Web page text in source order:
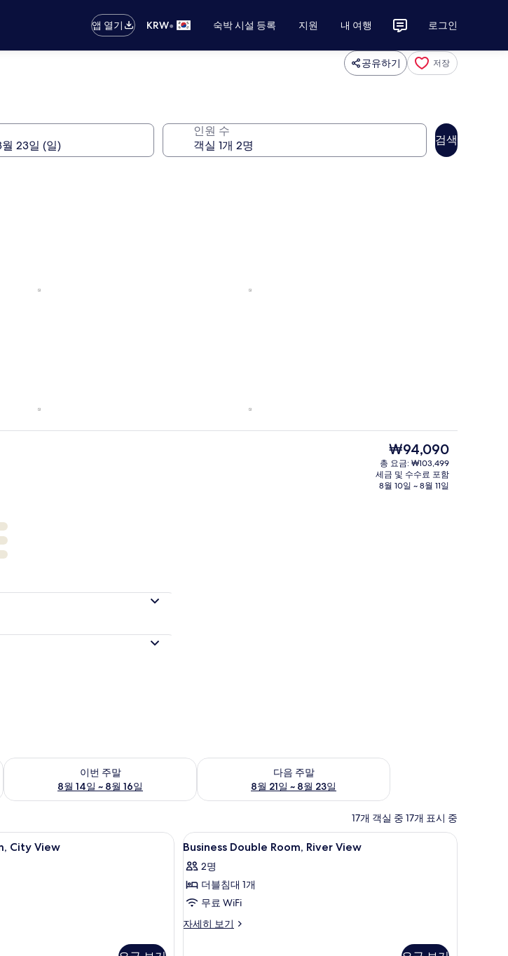
앱 열기 KRW• 숙박 시설 등록 지원 내 여행 로그인
공유하기 저장
인원 수
검색
현
재
가
격
₩94,090
총 요금: ₩103,499
세금 및 수수료 포함
8월 10일 ~ 8월 11일
일
이번 주말
8월 14일 ~ 8월 16일
이번 주말 예약 가능 여부 확인, 8월 14일 ~ 8월 16일
다음 주말
8월 21일 ~ 8월 23일
다음 주말 예약 가능 여부 확인, 8월 21일 ~ 8월 23일
17개 객실 중 17개 표시 중
고급 침구, 오리/거위털 이불, 객실 내 금고, 방음 설비
City View
Business
Double
Room,
River
View
사
고급 침구, 오리/거위털 이불, 객실 내 금고, 방
7
Business Double Room, River View
2명
더블침대 1개
무료 WiFi
자세히 보기
Business